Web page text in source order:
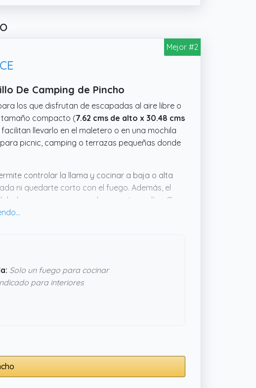
Mejor #2
De Camping de Pincho
los que disfrutan de escapadas al aire libre o
tamaño compacto (7.62 cms de alto x 30.48 cms
llevarlo en el maletero o en una mochila
picnic, camping o terrazas pequeñas donde
controlar la llama y cocinar a baja o alta
ni quedarte corto con el fuego. Además, el
lo pones y arrancas al momento, sin líos. Que
diseño estable, hace que cocinar fuera de
Solo un fuego para cocinar
para interiores